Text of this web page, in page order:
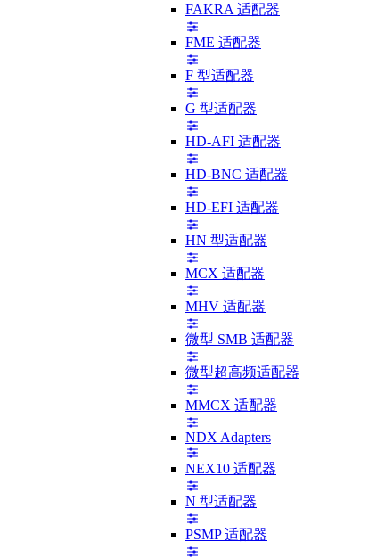
FAKRA 适配器
FME 适配器
F 型适配器
G 型适配器
HD-AFI 适配器
HD-BNC 适配器
HD-EFI 适配器
HN 型适配器
MCX 适配器
MHV 适配器
微型 SMB 适配器
微型超高频适配器
MMCX 适配器
NDX Adapters
NEX10 适配器
N 型适配器
PSMP 适配器